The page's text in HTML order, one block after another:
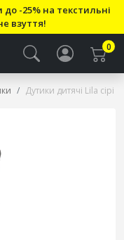
-25% на текстильні
взуття!
0
Дутики дитячі Lila сірі